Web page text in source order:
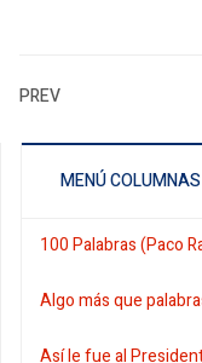
PREV
MENÚ COLUMNAS
100 Palabras (Paco
Algo más que
Así le fue al